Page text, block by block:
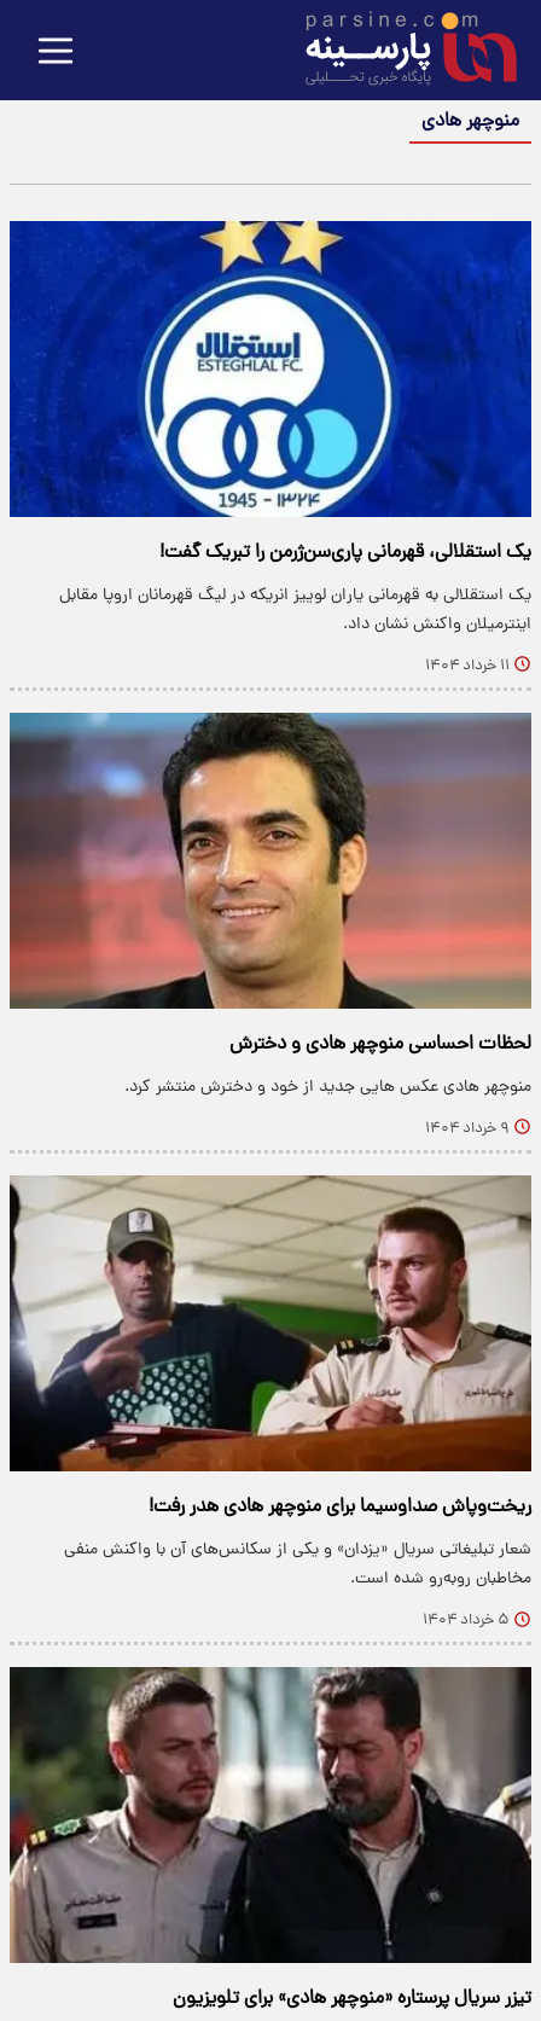
منوچهر هادی
یک استقلالی، قهرمانی پاری‌سن‌ژرمن را تبریک گفت!
​یک استقلالی به قهرمانی یاران لوییز انریکه در لیگ قهرمانان اروپا مقابل
اینترمیلان واکنش نشان داد.
۱۱ خرداد ۱۴۰۴
لحظات احساسی منوچهر هادی و دخترش
منوچهر هادی عکس هایی جدید از خود و دخترش منتشر کرد.
۹ خرداد ۱۴۰۴
ریخت‌‌وپاش صداوسیما برای منوچهر هادی هدر رفت!
​شعار تبلیغاتی سریال «یزدان» و یکی از سکانس‌های آن با واکنش منفی
مخاطبان روبه‌رو شده است.
۵ خرداد ۱۴۰۴
تیزر سریال پرستاره «منوچهر هادی» برای تلویزیون